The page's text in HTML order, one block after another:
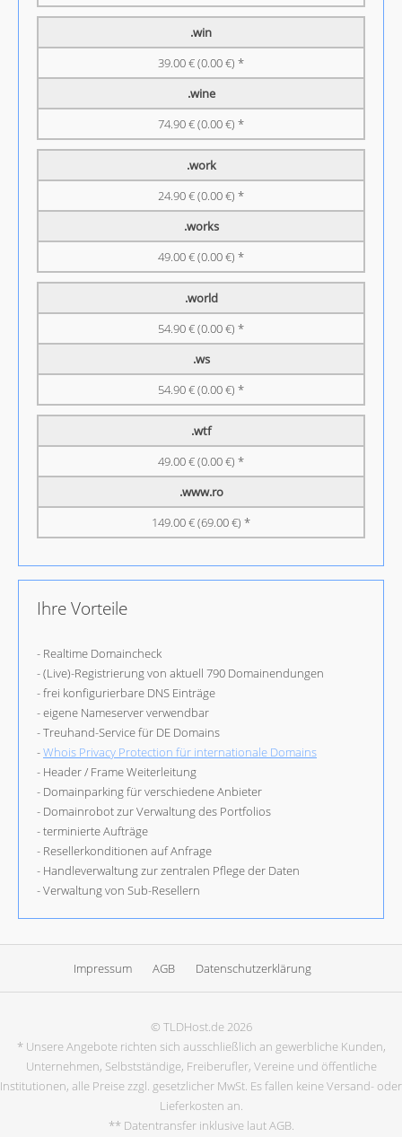
.win
39.00 € (0.00 €) *
.wine
74.90 € (0.00 €) *
.work
24.90 € (0.00 €) *
.works
49.00 € (0.00 €) *
.world
54.90 € (0.00 €) *
.ws
54.90 € (0.00 €) *
.wtf
49.00 € (0.00 €) *
.www.ro
149.00 € (69.00 €) *
Ihre Vorteile
- Realtime Domaincheck
- (Live)-Registrierung von aktuell 790 Domainendungen
- frei konfigurierbare DNS Einträge
- eigene Nameserver verwendbar
- Treuhand-Service für DE Domains
-Whois Privacy Protection für internationale Domains
- Header / Frame Weiterleitung
- Domainparking für verschiedene Anbieter
- Domainrobot zur Verwaltung des Portfolios
- terminierte Aufträge
- Resellerkonditionen auf Anfrage
- Handleverwaltung zur zentralen Pflege der Daten
- Verwaltung von Sub-Resellern
Impressum AGB Datenschutzerklärung
© TLDHost.de 2026
* Unsere Angebote richten sich ausschließlich an gewerbliche Kunden,
Unternehmen, Selbstständige, Freiberufler, Vereine und öffentliche
Institutionen, alle Preise zzgl. gesetzlicher MwSt. Es fallen keine Versand- oder
Lieferkosten an.
** Datentransfer inklusive laut AGB.